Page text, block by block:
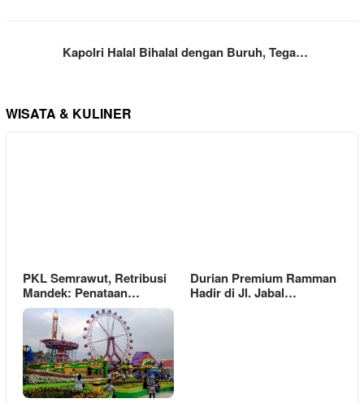
Kapolri Halal Bihalal dengan Buruh, Tega…
WISATA & KULINER
PKL Semrawut, Retribusi
Mandek: Penataan…
Durian Premium Ramman
Hadir di Jl. Jabal…